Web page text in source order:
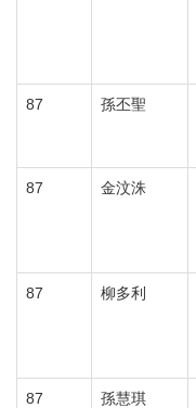
87 孫丕聖
87 金汶洙
87 柳多利
87 孫慧琪